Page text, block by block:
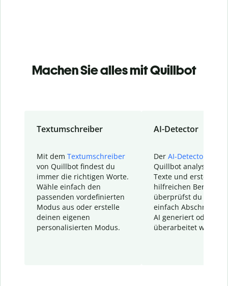
Machen Sie alles mit Quillbot
Textumschreiber
Mit dem Textumschreiber
von Quillbot findest du
immer die richtigen Worte.
Wähle einfach den
passenden vordefinierten
Modus aus oder erstelle
deinen eigenen
personalisierten Modus.
AI-Detector
Der AI-Detector
Quillbot analysiert
Texte und erstellt
hilfreichen Bericht.
überprüfst du
einfach Abschnitte,
AI generiert oder
überarbeitet wurden.